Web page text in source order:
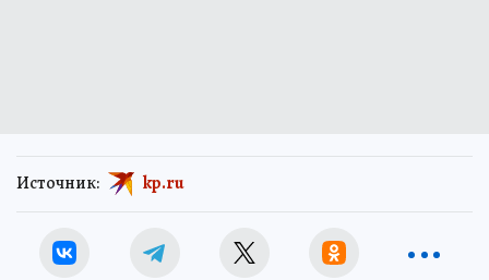
Источник: kp.ru